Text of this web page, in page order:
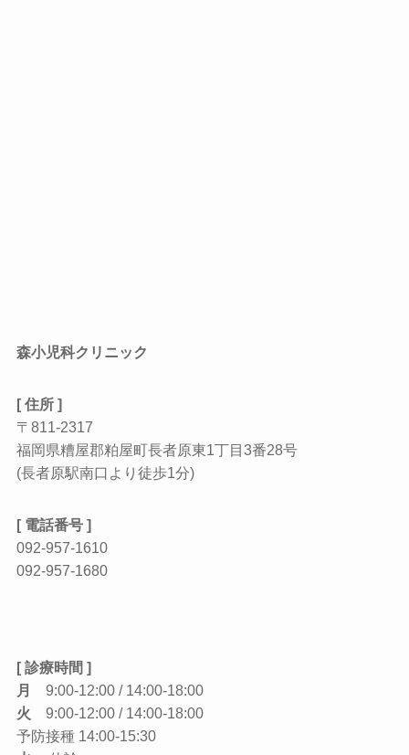
森小児科クリニック
[ 住所 ]
〒811-2317
福岡県糟屋郡粕屋町長者原東1丁目3番28号
(長者原駅南口より徒歩1分)
[ 電話番号 ]
092-957-1610
092-957-1680
[ 診療時間 ]
月
9:00-12:00 / 14:00-18:00
火 9:00-12:00 / 14:00-18:00
予防接種 14:00-15:30